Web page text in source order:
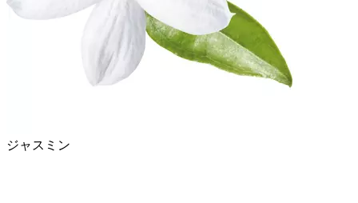
ジャスミン